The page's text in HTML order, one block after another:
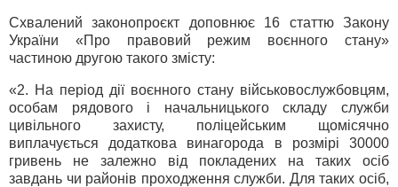
Схвалений законопроєкт доповнює 16 статтю Закону
України «Про правовий режим воєнного стану»
частиною другою такого змісту:
«2. На період дії воєнного стану військовослужбовцям,
особам рядового і начальницького складу служби
цивільного захисту, поліцейським щомісячно
виплачується додаткова винагорода в розмірі 30000
гривень не залежно від покладених на таких осіб
завдань чи районів проходження служби. Для таких осіб,